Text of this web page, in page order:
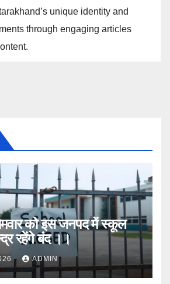
unique identity and
through engaging articles
को इस जनपद में स्कूल
रहेंगे बंद ।।
ADMIN